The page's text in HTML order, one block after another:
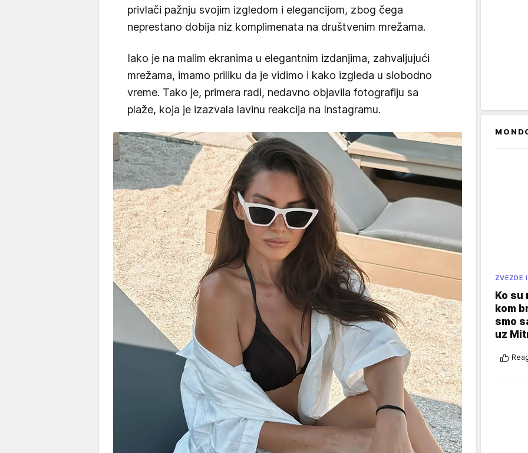
privlači pažnju svojim izgledom i elegancijom, zbog čega
neprestano dobija niz komplimenata na društvenim mrežama.
Iako je na malim ekranima u elegantnim izdanjima, zahvaljujući
mrežama, imamo priliku da je vidimo i kako izgleda u slobodno
vreme. Tako je, primera radi, nedavno objavila fotografiju sa
plaže, koja je izazvala lavinu reakcija na Instagramu.
ZVEZDE
Ko su
kom
smo
uz